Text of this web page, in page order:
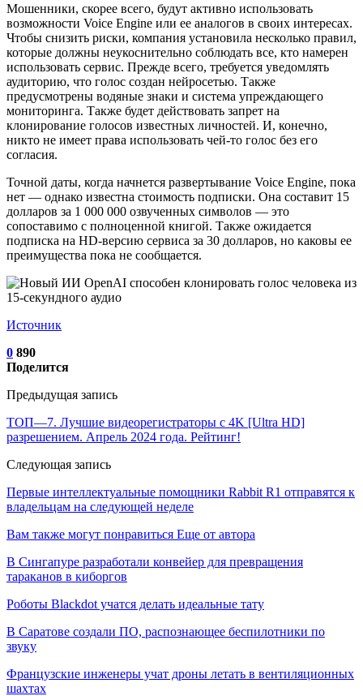
Мошенники, скорее всего, будут активно использовать
возможности Voice Engine или ее аналогов в своих интересах.
Чтобы снизить риски, компания установила несколько правил,
которые должны неукоснительно соблюдать все, кто намерен
использовать сервис. Прежде всего, требуется уведомлять
аудиторию, что голос создан нейросетью. Также
предусмотрены водяные знаки и система упреждающего
мониторинга. Также будет действовать запрет на
клонирование голосов известных личностей. И, конечно,
никто не имеет права использовать чей-то голос без его
согласия.
Точной даты, когда начнется развертывание Voice Engine, пока
нет — однако известна стоимость подписки. Она составит 15
долларов за 1 000 000 озвученных символов — это
сопоставимо с полноценной книгой. Также ожидается
подписка на HD-версию сервиса за 30 долларов, но каковы ее
преимущества пока не сообщается.
Источник
0 890
Поделится
Предыдущая запись
ТОП—7. Лучшие видеорегистраторы с 4K [Ultra HD]
разрешением. Апрель 2024 года. Рейтинг!
Следующая запись
Первые интеллектуальные помощники Rabbit R1 отправятся к
владельцам на следующей неделе
Вам также могут понравиться Еще от автора
В Сингапуре разработали конвейер для превращения
тараканов в киборгов
Роботы Blackdot учатся делать идеальные тату
В Саратове создали ПО, распознающее беспилотники по
звуку
Французские инженеры учат дроны летать в вентиляционных
шахтах